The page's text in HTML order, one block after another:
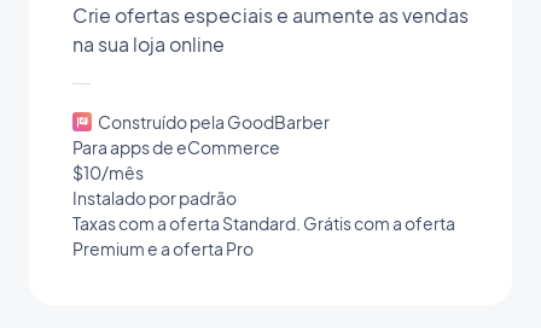
Crie ofertas especiais e aumente as vendas
na sua loja online
Construído pela GoodBarber
Para apps de eCommerce
$10/mês
Instalado por padrão
Taxas com a oferta Standard. Grátis com a oferta
Premium e a oferta Pro